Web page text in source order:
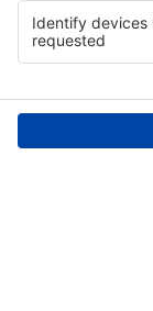
Lerwick